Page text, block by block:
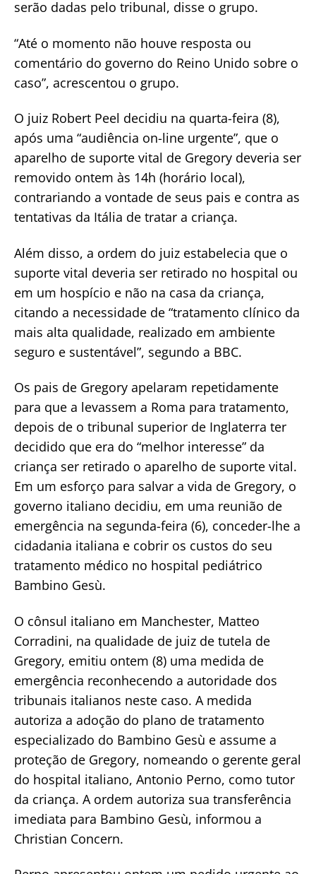
serão dadas pelo tribunal, disse o grupo.
“Até o momento não houve resposta ou
comentário do governo do Reino Unido sobre o
caso”, acrescentou o grupo.
O juiz Robert Peel decidiu na quarta-feira (8),
após uma “audiência on-line urgente”, que o
aparelho de suporte vital de Gregory deveria ser
removido ontem às 14h (horário local),
contrariando a vontade de seus pais e contra as
tentativas da Itália de tratar a criança.
Além disso, a ordem do juiz estabelecia que o
suporte vital deveria ser retirado no hospital ou
em um hospício e não na casa da criança,
citando a necessidade de “tratamento clínico da
mais alta qualidade, realizado em ambiente
seguro e sustentável”, segundo a BBC.
Os pais de Gregory apelaram repetidamente
para que a levassem a Roma para tratamento,
depois de o tribunal superior de Inglaterra ter
decidido que era do “melhor interesse” da
criança ser retirado o aparelho de suporte vital.
Em um esforço para salvar a vida de Gregory, o
governo italiano decidiu, em uma reunião de
emergência na segunda-feira (6), conceder-lhe a
cidadania italiana e cobrir os custos do seu
tratamento médico no hospital pediátrico
Bambino Gesù.
O cônsul italiano em Manchester, Matteo
Corradini, na qualidade de juiz de tutela de
Gregory, emitiu ontem (8) uma medida de
emergência reconhecendo a autoridade dos
tribunais italianos neste caso. A medida
autoriza a adoção do plano de tratamento
especializado do Bambino Gesù e assume a
proteção de Gregory, nomeando o gerente geral
do hospital italiano, Antonio Perno, como tutor
da criança. A ordem autoriza sua transferência
imediata para Bambino Gesù, informou a
Christian Concern.